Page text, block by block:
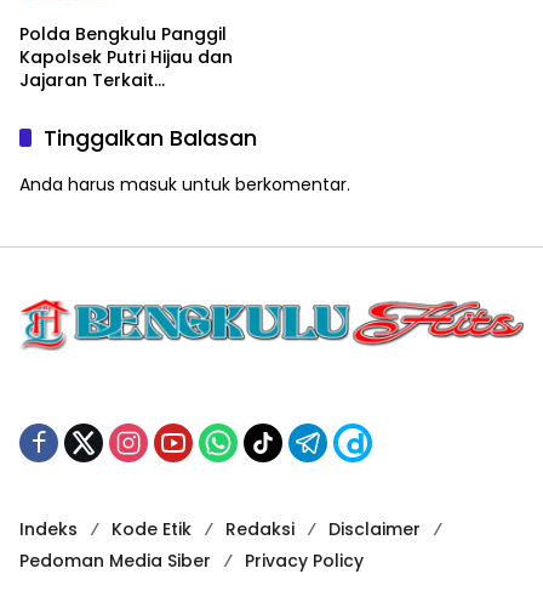
Polda Bengkulu Panggil
Kapolsek Putri Hijau dan
Jajaran Terkait
Ellysabeth Simorangkir
Tinggalkan Balasan
Anda harus masuk untuk berkomentar.
Indeks Kode Etik Redaksi
Disclaimer
Pedoman Media Siber
Privacy Policy